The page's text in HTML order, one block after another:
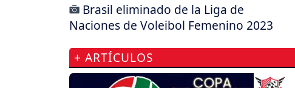
Brasil eliminado de la Liga de
Naciones de Voleibol Femenino 2023
+ ARTÍCULOS